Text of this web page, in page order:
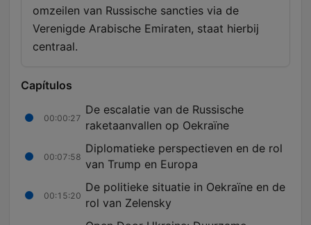
omzeilen van Russische sancties via de
Verenigde Arabische Emiraten, staat hierbij
centraal.
Capítulos
00:00:27
De escalatie van de Russische
raketaanvallen op Oekraïne
00:07:58
Diplomatieke perspectieven en de rol
van Trump en Europa
00:15:20
De politieke situatie in Oekraïne en de
rol van Zelensky